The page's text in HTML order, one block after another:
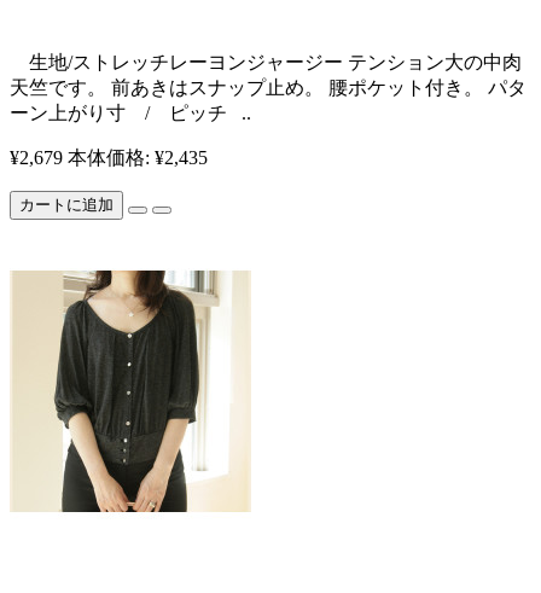
生地/ストレッチレーヨンジャージー テンション大の中肉
天竺です。 前あきはスナップ止め。 腰ポケット付き。 パタ
ーン上がり寸 / ピッチ ..
¥2,679 本体価格: ¥2,435
カートに追加